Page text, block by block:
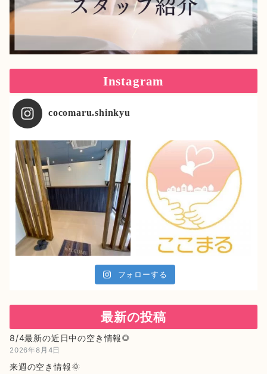
Instagram
cocomaru.shinkyu
フォローする
最新の投稿
8/4最新の近日中の空き情報🌻
2026年8月4日
来週の空き情報🌞